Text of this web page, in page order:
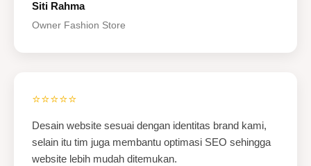
Siti Rahma
Owner Fashion Store
⭐⭐⭐⭐⭐
Desain website sesuai dengan identitas brand kami,
selain itu tim juga membantu optimasi SEO sehingga
website lebih mudah ditemukan.